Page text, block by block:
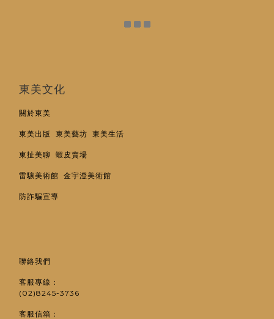
東美文化
關於東美
東美出版 東美藝坊 東美生活
東扯美聊 蝦皮賣場
雷驤美術館 金宇澄美術館
防詐騙宣導
聯絡我們
客服專線：
(02)8245-3736
客服信箱：